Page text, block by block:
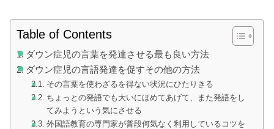
Table of Contents
ダウン症児の言葉を発達させる最も良い方法
ダウン症児の言語発達を促すその他の方法
その言葉を使わざるを得ない状況にひたりきる
ちょっとの発語でも大いにほめてあげて、また発語をし
てみようという気にさせる
外国語教育の専門家が普段何気なく利用しているコツを